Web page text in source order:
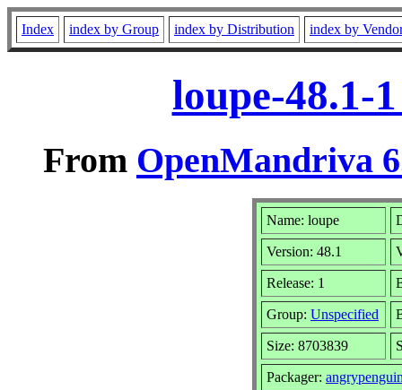
Index index by Group index by Distribution index by
loupe-48.1-
From OpenMandriva
Name: loupe
Version: 48.1
Release: 1
Group: Unspecified
Size: 8703839
Packager: